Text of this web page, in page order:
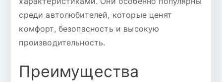
среди автолюбителей, которые ценят
комфорт, безопасность и высокую
производительность.
Преимущества